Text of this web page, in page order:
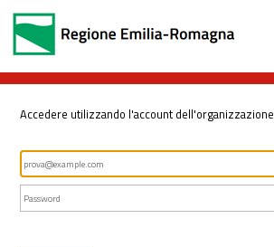
Accedere utilizzando l'account dell'organizzazione